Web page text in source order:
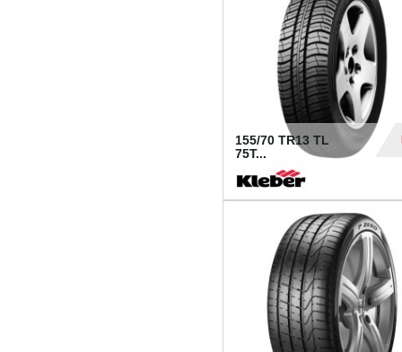
155/70 TR13 TL
75T...